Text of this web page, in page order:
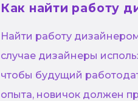
Как найти работу
Найти работу
случае дизайнеры
чтобы будущий
опыта, новичок должен